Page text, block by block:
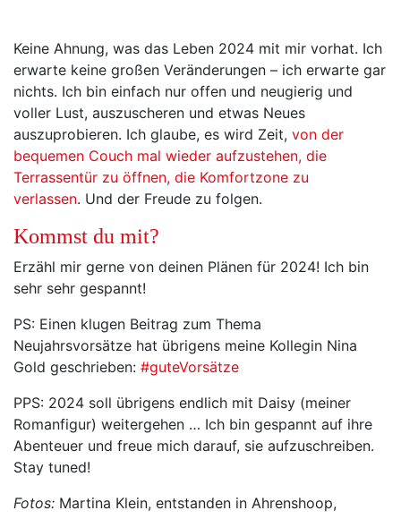
Keine Ahnung, was das Leben 2024 mit mir vorhat. Ich
erwarte keine großen Veränderungen – ich erwarte gar
nichts. Ich bin einfach nur offen und neugierig und
voller Lust, auszuscheren und etwas Neues
auszuprobieren. Ich glaube, es wird Zeit, von der
bequemen Couch mal wieder aufzustehen, die
Terrassentür zu öffnen, die Komfortzone zu
verlassen. Und der Freude zu folgen.
Kommst du mit?
Erzähl mir gerne von deinen Plänen für 2024! Ich bin
sehr sehr gespannt!
PS: Einen klugen Beitrag zum Thema
Neujahrsvorsätze hat übrigens meine Kollegin Nina
Gold geschrieben: #guteVorsätze
PPS: 2024 soll übrigens endlich mit Daisy (meiner
Romanfigur) weitergehen … Ich bin gespannt auf ihre
Abenteuer und freue mich darauf, sie aufzuschreiben.
Stay tuned!
Fotos: Martina Klein, entstanden in Ahrenshoop,